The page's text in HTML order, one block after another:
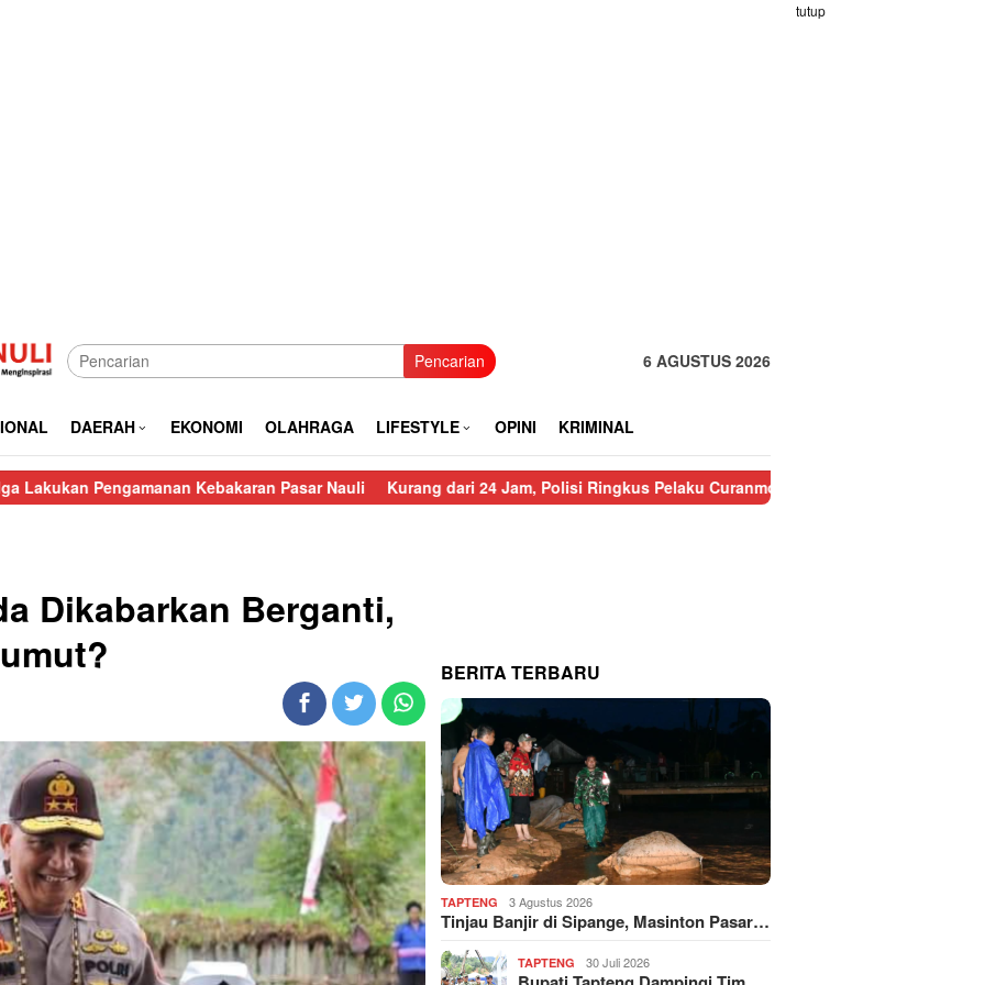
tutup
Pencarian 6 AGUSTUS 2026
DAERAH EKONOMI OLAHRAGA LIFESTYLE OPINI KRIMINAL
Kebakaran Pasar Nauli Kurang dari 24 Jam, Polisi Ringkus Pelaku Curanmor di Sorkam Sempat Terputus 8 Titik,
Dikabarkan Berganti,
BERITA TERBARU
TAPTENG 3 Agustus 2026
Tinjau Banjir di Sipange, Masinton Pasar…
TAPTENG 30 Juli 2026